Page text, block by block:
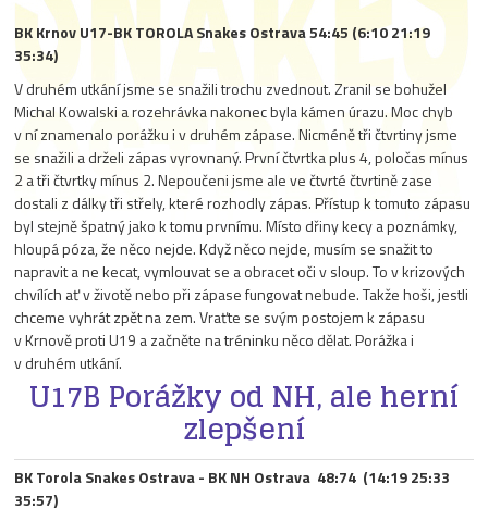
BK Krnov U17-BK TOROLA Snakes Ostrava 54:45 (6:10 21:19
35:34)
V druhém utkání jsme se snažili trochu zvednout. Zranil se bohužel
Michal Kowalski a rozehrávka nakonec byla kámen úrazu. Moc chyb
v ní znamenalo porážku i v druhém zápase. Nicméně tři čtvrtiny jsme
se snažili a drželi zápas vyrovnaný. První čtvrtka plus 4, poločas mínus
2 a tři čtvrtky mínus 2. Nepoučeni jsme ale ve čtvrté čtvrtině zase
dostali z dálky tři střely, které rozhodly zápas. Přístup k tomuto zápasu
byl stejně špatný jako k tomu prvnímu. Místo dřiny kecy a poznámky,
hloupá póza, že něco nejde. Když něco nejde, musím se snažit to
napravit a ne kecat, vymlouvat se a obracet oči v sloup. To v krizových
chvílích ať v životě nebo při zápase fungovat nebude. Takže hoši, jestli
chceme vyhrát zpět na zem. Vraťte se svým postojem k zápasu
v Krnově proti U19 a začněte na tréninku něco dělat. Porážka i
v druhém utkání.
U17B Porážky od NH, ale herní
zlepšení
BK Torola Snakes Ostrava - BK NH Ostrava 48:74 (14:19 25:33
35:57)